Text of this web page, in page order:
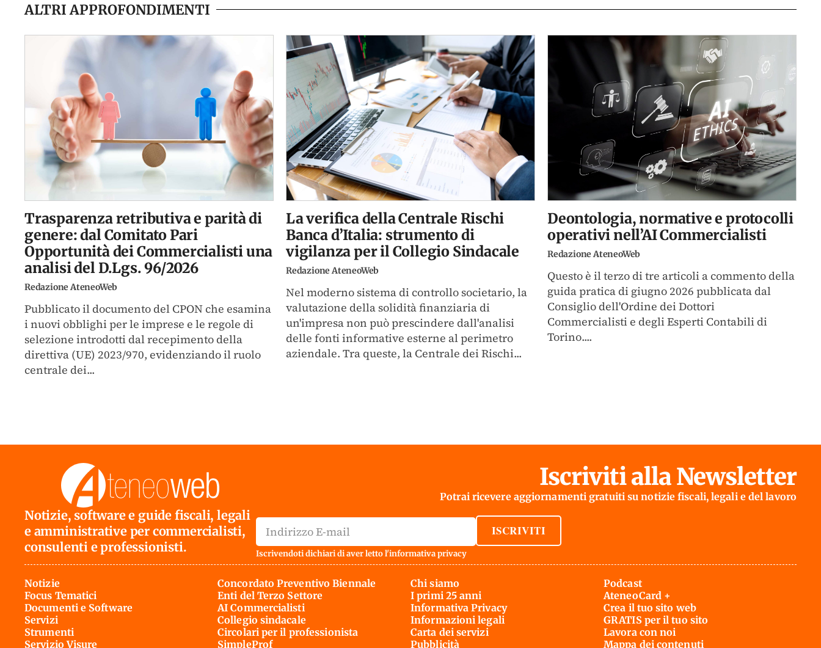
ALTRI APPROFONDIMENTI
Trasparenza retributiva e parità di
genere: dal Comitato Pari
Opportunità dei Commercialisti una
analisi del D.Lgs. 96/2026
Redazione AteneoWeb
Pubblicato il documento del CPON che esamina
i nuovi obblighi per le imprese e le regole di
selezione introdotti dal recepimento della
direttiva (UE) 2023/970, evidenziando il ruolo
centrale dei...
La verifica della Centrale Rischi
Banca d’Italia: strumento di
vigilanza per il Collegio Sindacale
Redazione AteneoWeb
Nel moderno sistema di controllo societario, la
valutazione della solidità finanziaria di
un'impresa non può prescindere dall'analisi
delle fonti informative esterne al perimetro
aziendale. Tra queste, la Centrale dei Rischi...
Deontologia, normative e protocolli
operativi nell’AI Commercialisti
Redazione AteneoWeb
Questo è il terzo di tre articoli a commento della
guida pratica di giugno 2026 pubblicata dal
Consiglio dell'Ordine dei Dottori
Commercialisti e degli Esperti Contabili di
Torino....
Notizie, software e guide fiscali, legali
e amministrative per commercialisti,
consulenti e professionisti.
Iscriviti alla Newsletter
Potrai ricevere aggiornamenti gratuiti su notizie fiscali, legali e del lavoro
ISCRIVITI
Iscrivendoti dichiari di aver letto l'informativa privacy
Notizie
Focus Tematici
Documenti e Software
Servizi
Strumenti
Servizio Visure
Concordato Preventivo Biennale
Enti del Terzo Settore
AI Commercialisti
Collegio sindacale
Circolari per il professionista
SimpleProf
Chi siamo
I primi 25 anni
Informativa Privacy
Informazioni legali
Carta dei servizi
Pubblicità
Podcast
AteneoCard +
Crea il tuo sito web
GRATIS per il tuo sito
Lavora con noi
Mappa dei contenuti